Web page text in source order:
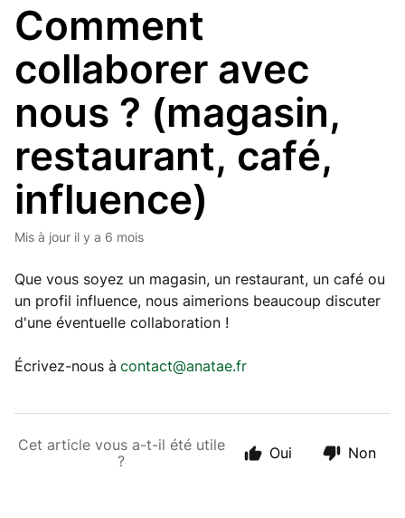
Comment
collaborer avec
nous ? (magasin,
restaurant, café,
influence)
Mis à jour il y a 6 mois
Que vous soyez un magasin, un restaurant, un café ou
un profil influence, nous aimerions beaucoup discuter
d'une éventuelle collaboration !
Écrivez-nous à contact@anatae.fr
Cet article vous a-t-il été utile
?
Oui Non